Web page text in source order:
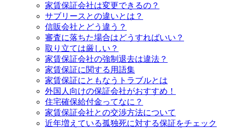
家賃保証会社は変更できるの？
サブリースとの違いとは？
信販会社とどう違う？
審査に落ちた場合はどうすればいい？
取り立ては厳しい？
家賃保証会社の強制退去は違法？
家賃保証に関する用語集
家賃保証にともなうトラブルとは
外国人向けの保証会社がおすすめ！
住宅確保給付金ってなに？
家賃保証会社との交渉方法について
近年増えている孤独死に対する保証をチェック